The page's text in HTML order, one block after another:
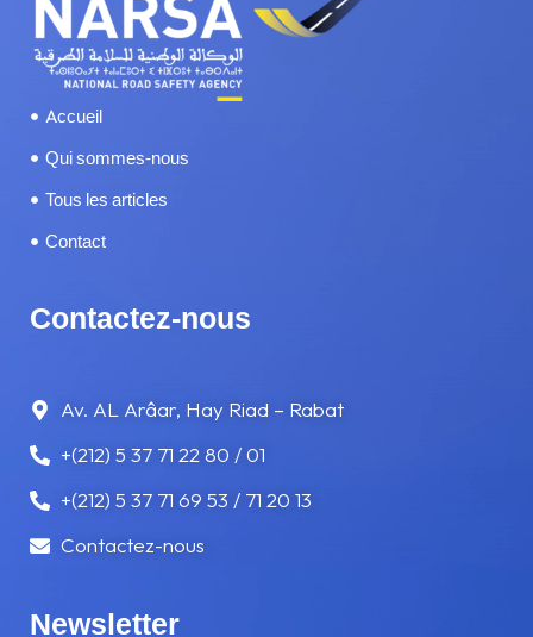
RAMADAN
SÉCURITÉ ROUTIÈRE
SOMNOLENCE ET FATIGUE
TRAMWAY
VOYAGE
Accueil
Qui sommes-nous
Tous les articles
Contact
Contactez-nous
Av. AL Arâar, Hay Riad – Rabat
+(212) 5 37 71 22 80 / 01
+(212) 5 37 71 69 53 / 71 20 13
Contactez-nous
Newsletter